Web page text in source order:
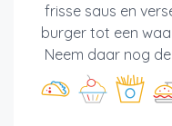
frisse saus en
burger tot een
Neem daar nog